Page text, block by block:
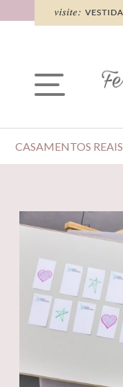
CASAMENTOS REAIS